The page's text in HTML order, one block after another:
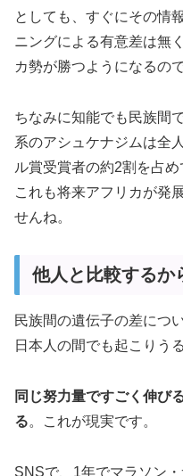
としても、すぐにその情
ニングによる有意差は無
カ勢が勝つようになるの
ちなみに知能でも民族間
系のアシュケナジムは全
ル賞受賞者の約2割を占め
これも将来アフリカが発
せんね。
他人と比較するか
民族間の遺伝子の差につ
日本人の間でも起こりう
同じ努力量ですごく伸び
る。これが現実です。
SNSで、1年でマラソン